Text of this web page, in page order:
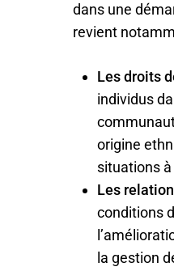
dans une
revient
Les droits
individus
origine
situations
Les
conditions
la gestion